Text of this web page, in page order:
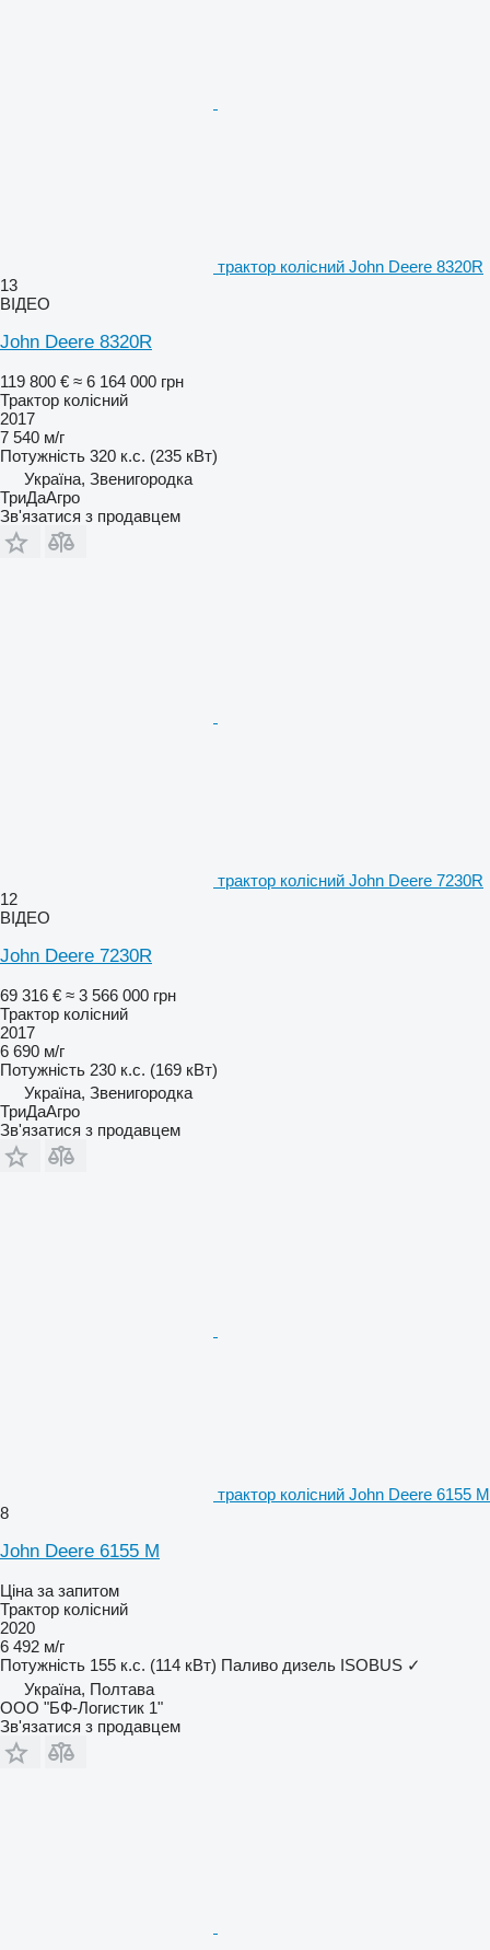
трактор колісний John Deere 8320R
13
ВІДЕО
John Deere 8320R
119 800 € ≈ 6 164 000 грн
Трактор колісний
2017
7 540 м/г
Потужність 320 к.с. (235 кВт)
Україна, Звенигородка
ТриДаАгро
Зв'язатися з продавцем
трактор колісний John Deere 7230R
12
ВІДЕО
John Deere 7230R
69 316 € ≈ 3 566 000 грн
Трактор колісний
2017
6 690 м/г
Потужність 230 к.с. (169 кВт)
Україна, Звенигородка
ТриДаАгро
Зв'язатися з продавцем
трактор колісний John Deere 6155 M
8
John Deere 6155 M
Ціна за запитом
Трактор колісний
2020
6 492 м/г
Потужність 155 к.с. (114 кВт) Паливо дизель ISOBUS ✓
Україна, Полтава
ООО "БФ-Логистик 1"
Зв'язатися з продавцем